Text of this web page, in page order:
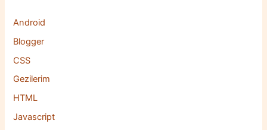
Android
Blogger
CSS
Gezilerim
HTML
Javascript